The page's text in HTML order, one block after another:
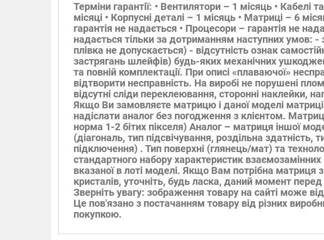
Терміни гарантії: • Вентилятори – 1 місяць • Кабелі
місяці • Корпусні деталі – 1 місяць • Матриці – 6
гарантія не надається • Процесори – гарантія не
надається тільки за дотриманням наступних умов: -
плівка не допускається) - відсутність ознак
застрягань шлейфів) будь-яких механічних
та повній комплектації. При описі «плаваючої»
відтворити несправність. На виробі не порушені
відсутні сліди переклеювання, сторонні наклейки,
Якщо Ви замовляєте матрицю і даної моделі
надіслати аналог без погодження з клієнтом.
норма 1-2 бітих пікселя) Аналог – матриця іншої
(діагональ, тип підсвічування, роздільна
підключення) . Тип поверхні (глянець/мат) та
стандартного набору характеристик
вказаної в лоті моделі. Якщо Вам потрібна матриця
кристалів, уточніть, будь ласка, даний момент
Зверніть увагу: зображення товару на сайті може
Це пов'язано з постачанням товару від різних
покупкою.